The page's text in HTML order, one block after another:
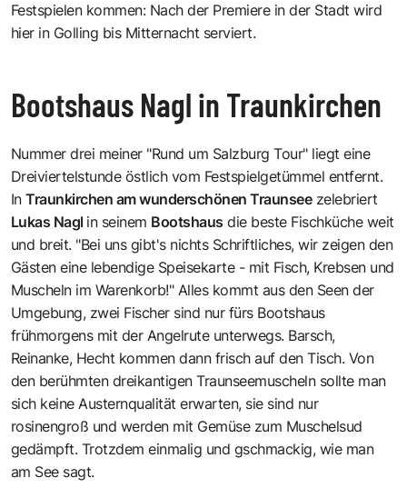
Festspielen kommen: Nach der Premiere in der Stadt wird
hier in Golling bis Mitternacht serviert.
Bootshaus Nagl in Traunkirchen
Nummer drei meiner "Rund um Salzburg Tour" liegt eine
Dreiviertelstunde östlich vom Festspielgetümmel entfernt.
InTraunkirchen am wunderschönen Traunseezelebriert
Lukas Nagl in seinem Bootshaus die beste Fischküche weit
und breit. "Bei uns gibt's nichts Schriftliches, wir zeigen den
Gästen eine lebendige Speisekarte - mit Fisch, Krebsen und
Muscheln im Warenkorb!" Alles kommt aus den Seen der
Umgebung, zwei Fischer sind nur fürs Bootshaus
frühmorgens mit der Angelrute unterwegs. Barsch,
Reinanke, Hecht kommen dann frisch auf den Tisch. Von
den berühmten dreikantigen Traunseemuscheln sollte man
sich keine Austernqualität erwarten, sie sind nur
rosinengroß und werden mit Gemüse zum Muschelsud
gedämpft. Trotzdem einmalig und gschmackig, wie man
am See sagt.